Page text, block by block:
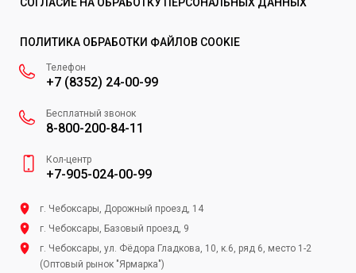
ПОЛИТИКА ОБРАБОТКИ ФАЙЛОВ COOKIE
Телефон
+7 (8352) 24-00-99
Бесплатный звонок
8-800-200-84-11
Кол-центр
+7-905-024-00-99
г. Чебоксары, Дорожный проезд, 14
г. Чебоксары, Базовый проезд, 9
г. Чебоксары, ул. Фёдора Гладкова, 10, к.6, ряд 6, место 1-2
(Оптовый рынок "Ярмарка")